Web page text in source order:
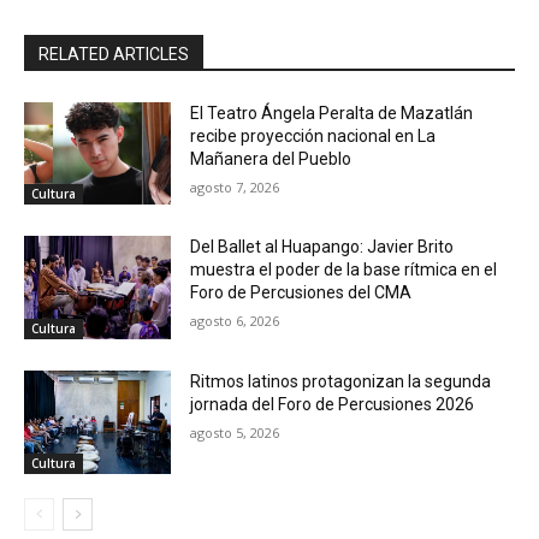
RELATED ARTICLES
Cultura
El Teatro Ángela Peralta de Mazatlán
recibe proyección nacional en La
Mañanera del Pueblo
agosto 7, 2026
Cultura
Del Ballet al Huapango: Javier Brito
muestra el poder de la base rítmica en el
Foro de Percusiones del CMA
agosto 6, 2026
Cultura
Ritmos latinos protagonizan la segunda
jornada del Foro de Percusiones 2026
agosto 5, 2026